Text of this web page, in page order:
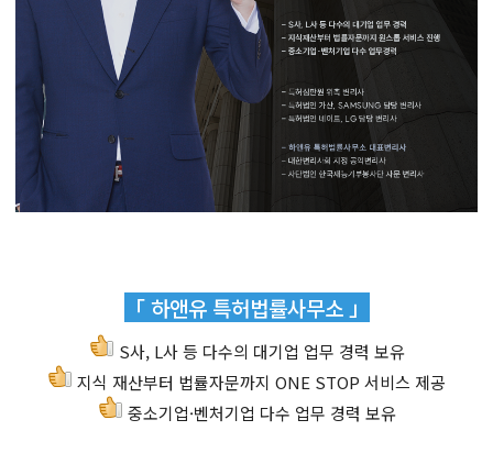
「 하앤유 특허법률사무소 」
S사, L사 등 다수의 대기업 업무 경력 보유
지식 재산부터 법률자문까지 ONE STOP 서비스 제공
중소기업·벤처기업 다수 업무 경력 보유